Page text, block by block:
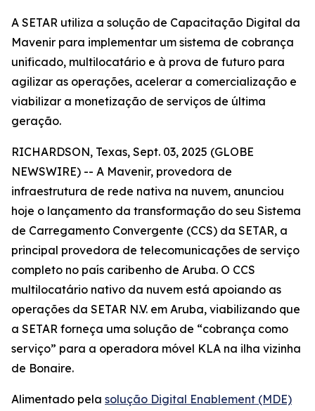
A SETAR utiliza a solução de Capacitação Digital da
Mavenir para implementar um sistema de cobrança
unificado, multilocatário e à prova de futuro para
agilizar as operações, acelerar a comercialização e
viabilizar a monetização de serviços de última
geração.
RICHARDSON, Texas, Sept. 03, 2025 (GLOBE
NEWSWIRE) -- A Mavenir, provedora de
infraestrutura de rede nativa na nuvem, anunciou
hoje o lançamento da transformação do seu Sistema
de Carregamento Convergente (CCS) da SETAR, a
principal provedora de telecomunicações de serviço
completo no país caribenho de Aruba. O CCS
multilocatário nativo da nuvem está apoiando as
operações da SETAR N.V. em Aruba, viabilizando que
a SETAR forneça uma solução de “cobrança como
serviço” para a operadora móvel KLA na ilha vizinha
de Bonaire.
Alimentado pela solução Digital Enablement (MDE)